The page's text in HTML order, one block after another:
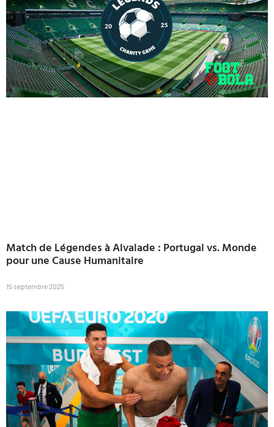
Match de Légendes à Alvalade : Portugal vs. Monde
pour une Cause Humanitaire
15 septembre 2025